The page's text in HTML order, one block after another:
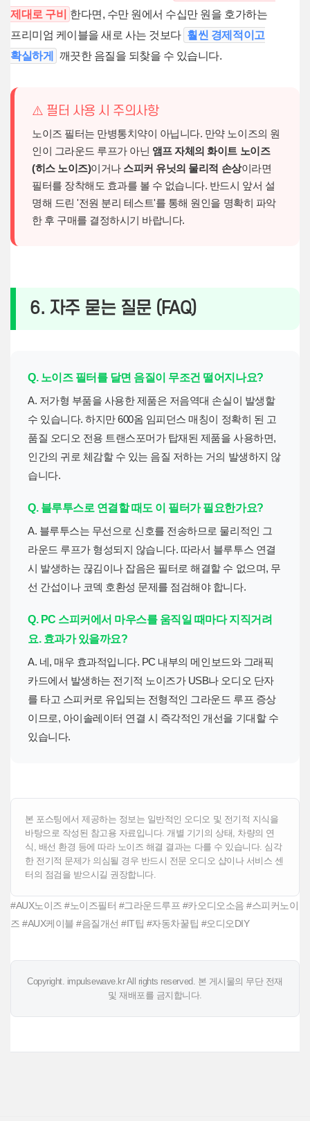
제대로 구비
한다면, 수만 원에서 수십만 원을 호가하는
프리미엄 케이블을 새로 사는 것보다 훨씬 경제적이고
확실하게
깨끗한 음질을 되찾을 수 있습니다.
⚠️ 필터 사용 시 주의사항
노이즈 필터는 만병통치약이 아닙니다. 만약 노이즈의 원
인이 그라운드 루프가 아닌 앰프 자체의 화이트 노이즈
(히스 노이즈)이거나 스피커 유닛의 물리적 손상이라면
필터를 장착해도 효과를 볼 수 없습니다. 반드시 앞서 설
명해 드린 '전원 분리 테스트'를 통해 원인을 명확히 파악
한 후 구매를 결정하시기 바랍니다.
6. 자주 묻는 질문 (FAQ)
Q. 노이즈 필터를 달면 음질이 무조건 떨어지나요?
A. 저가형 부품을 사용한 제품은 저음역대 손실이 발생할
수 있습니다. 하지만 600옴 임피던스 매칭이 정확히 된 고
품질 오디오 전용 트랜스포머가 탑재된 제품을 사용하면,
인간의 귀로 체감할 수 있는 음질 저하는 거의 발생하지 않
습니다.
Q. 블루투스로 연결할 때도 이 필터가 필요한가요?
A. 블루투스는 무선으로 신호를 전송하므로 물리적인 그
라운드 루프가 형성되지 않습니다. 따라서 블루투스 연결
시 발생하는 끊김이나 잡음은 필터로 해결할 수 없으며, 무
선 간섭이나 코덱 호환성 문제를 점검해야 합니다.
Q. PC 스피커에서 마우스를 움직일 때마다 지직거려
요. 효과가 있을까요?
A. 네, 매우 효과적입니다. PC 내부의 메인보드와 그래픽
카드에서 발생하는 전기적 노이즈가 USB나 오디오 단자
를 타고 스피커로 유입되는 전형적인 그라운드 루프 증상
이므로, 아이솔레이터 연결 시 즉각적인 개선을 기대할 수
있습니다.
본 포스팅에서 제공하는 정보는 일반적인 오디오 및 전기적 지식을
바탕으로 작성된 참고용 자료입니다. 개별 기기의 상태, 차량의 연
식, 배선 환경 등에 따라 노이즈 해결 결과는 다를 수 있습니다. 심각
한 전기적 문제가 의심될 경우 반드시 전문 오디오 샵이나 서비스 센
터의 점검을 받으시길 권장합니다.
#AUX노이즈 #노이즈필터 #그라운드루프 #카오디오소음 #스피커노이
즈 #AUX케이블 #음질개선 #IT팁 #자동차꿀팁 #오디오DIY
Copyright. impulsewave.kr All rights reserved. 본 게시물의 무단 전재
및 재배포를 금지합니다.